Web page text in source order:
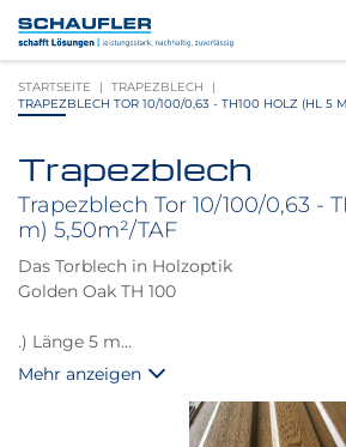
Inhalt
Hauptnavigation
Footernavigation
Logo
Schaufler
verlinkt
zur
STARTSEITE
TRAPEZBLECH
TRAPEZBLECH TOR 10/100/0,63 - TH100 HOLZ (HL 5
Produktbilder
überspringen
Trapezblech
Trapezblech Tor 10/100/0,63 -
m) 5,50m²/TAF
Das Torblech in Holzoptik
Golden Oak TH 100
.) Länge 5 m
.) Deckbreite 1100 mm
.) Gewicht 5,60 kg/m2
Mehr anzeigen